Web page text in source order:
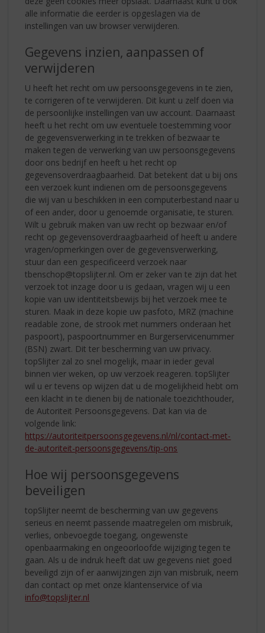
alle informatie die eerder is opgeslagen via de
instellingen van uw browser verwijderen.
Gegevens inzien, aanpassen of
verwijderen
U heeft het recht om uw persoonsgegevens in te zien,
te corrigeren of te verwijderen. Dit kunt u zelf doen via
de persoonlijke instellingen van uw account. Daarnaast
heeft u het recht om uw eventuele toestemming voor
de gegevensverwerking in te trekken of bezwaar te
maken tegen de verwerking van uw persoonsgegevens
door ons bedrijf en heeft u het recht op
gegevensoverdraagbaarheid. Dat betekent dat u bij ons
een verzoek kunt indienen om de persoonsgegevens
die wij van u beschikken in een computerbestand naar u
of een ander, door u genoemde organisatie, te sturen.
Wilt u gebruik maken van uw recht op bezwaar en/of
recht op gegevensoverdraagbaarheid of heeft u andere
vragen/opmerkingen over de gegevensverwerking,
stuur dan een gespecificeerd verzoek naar
tbenschop@topslijter.nl. Om er zeker van te zijn dat het
verzoek tot inzage door u is gedaan, vragen wij u een
kopie van uw identiteitsbewijs bij het verzoek mee te
sturen. Maak in deze kopie uw pasfoto, MRZ (machine
readable zone, de strook met nummers onderaan het
paspoort), paspoortnummer en Burgerservicenummer
(BSN) zwart. Dit ter bescherming van uw privacy.
topSlijter zal zo snel mogelijk, maar in ieder geval
binnen vier weken, op uw verzoek reageren. topSlijter
wil u er tevens op wijzen dat u de mogelijkheid hebt om
een klacht in te dienen bij de nationale toezichthouder,
de Autoriteit Persoonsgegevens. Dat kan via de
volgende link:
https://autoriteitpersoonsgegevens.nl/nl/contact-met-
de-autoriteit-persoonsgegevens/tip-ons
Hoe wij persoonsgegevens
beveiligen
topSlijter neemt de bescherming van uw gegevens
serieus en neemt passende maatregelen om misbruik,
verlies, onbevoegde toegang, ongewenste
openbaarmaking en ongeoorloofde wijziging tegen te
gaan. Als u de indruk heeft dat uw gegevens niet goed
beveiligd zijn of er aanwijzingen zijn van misbruik, neem
dan contact op met onze klantenservice of via
info@topslijter.nl